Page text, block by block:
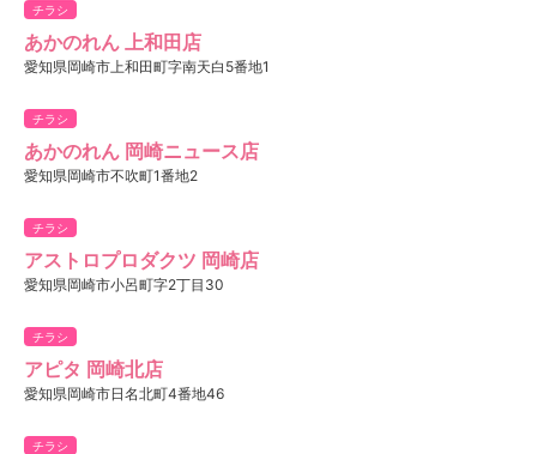
チラシ
あかのれん 上和田店
愛知県岡崎市上和田町字南天白5番地1
チラシ
あかのれん 岡崎ニュース店
愛知県岡崎市不吹町1番地2
チラシ
アストロプロダクツ 岡崎店
愛知県岡崎市小呂町字2丁目30
チラシ
アピタ 岡崎北店
愛知県岡崎市日名北町4番地46
チラシ